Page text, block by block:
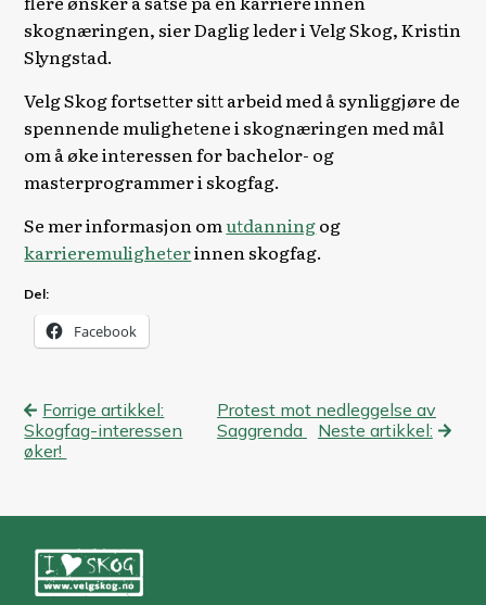
skognæringen, sier Daglig leder i Velg Skog, Kristin
Slyngstad.
Velg Skog fortsetter sitt arbeid med å synliggjøre de
spennende mulighetene i skognæringen med mål
om å øke interessen for bachelor- og
masterprogrammer i skogfag.
Se mer informasjon omutdanningog
karrieremuligheterinnen skogfag.
Del:
Facebook
Innleggsnavigasjon
Forrige artikkel:
Skogfag-interessen
øker!
Protest mot nedleggelse av
Saggrenda
Neste artikkel: